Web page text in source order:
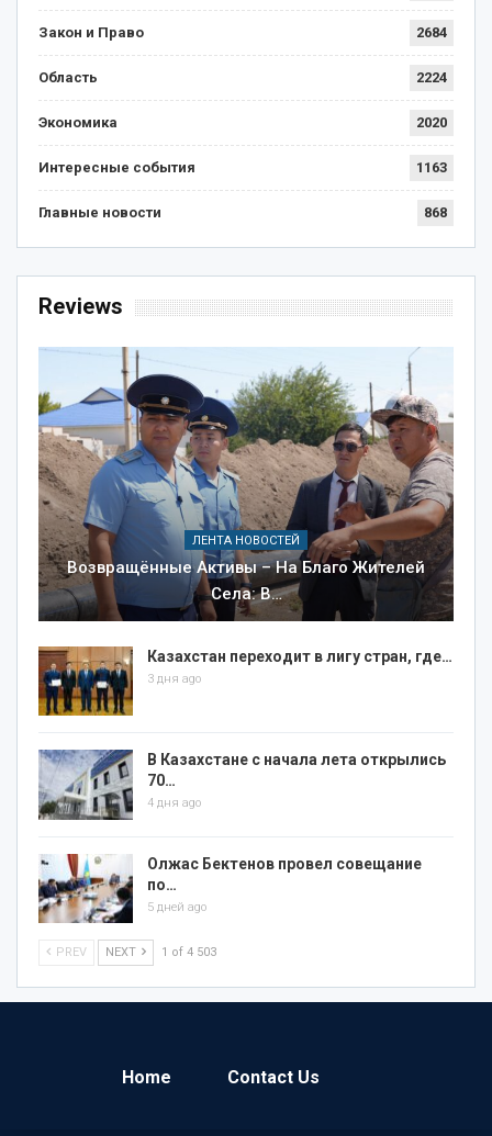
Закон и Право 2684
Область 2224
Экономика 2020
Интересные события 1163
Главные новости 868
Reviews
ЛЕНТА НОВОСТЕЙ
Возвращённые Активы – На Благо Жителей
Села: В…
Казахстан переходит в лигу стран, где…
3 дня ago
В Казахстане с начала лета открылись
70…
4 дня ago
Олжас Бектенов провел совещание
по…
5 дней ago
PREV NEXT 1 of 4 503
Home Contact Us